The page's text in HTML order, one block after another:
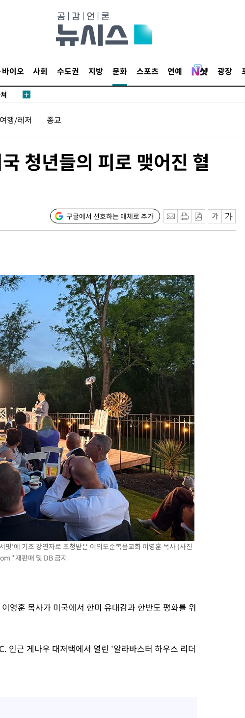
이오 사회 수도권 지방 문화 스포츠 연예 광장
대
'
소
지역
지 못
제 대
'
기소
수…이
개시
여행/레저 종교
청년들의 피로 맺어진 혈
구글에서 선호하는 매체로 추가
'에 기조 강연자로 초청받은 여의도순복음교회 이영훈 목사 (사진
*재판매 및 DB 금지
영훈 목사가 미국에서 한미 유대감과 한반도 평화를 위
인근 게나우 대저택에서 열린 '알라바스터 하우스 리더